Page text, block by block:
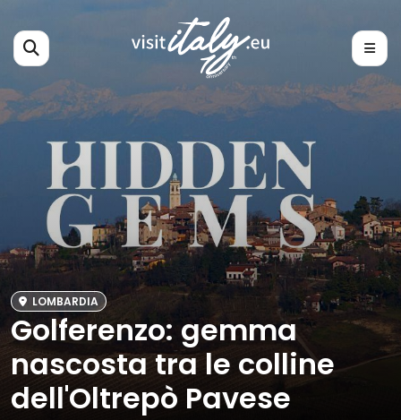
LOMBARDIA
Golferenzo: gemma
nascosta tra le colline
dell'Oltrepò Pavese